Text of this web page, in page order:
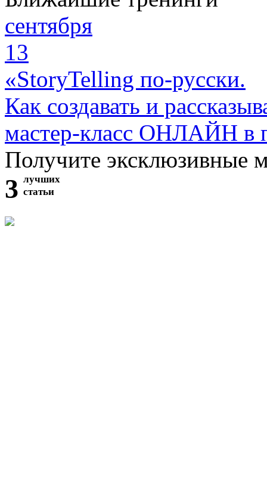
сентября
13
«StoryTelling по-русски.
Как создавать и
мастер-класс ОНЛАЙН в
Получите эксклюзивные
3 лучших
статьи